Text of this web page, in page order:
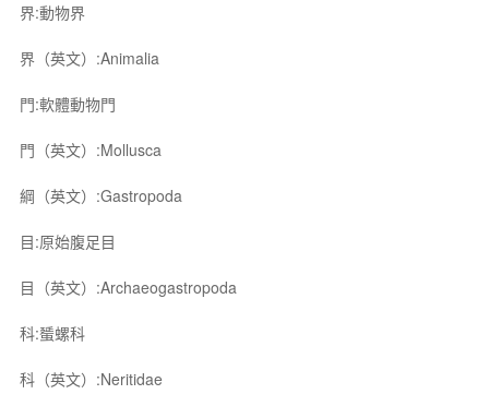
界:動物界
界（英文）:Animalia
門:軟體動物門
門（英文）:Mollusca
綱（英文）:Gastropoda
目:原始腹足目
目（英文）:Archaeogastropoda
科:蜑螺科
科（英文）:Neritidae